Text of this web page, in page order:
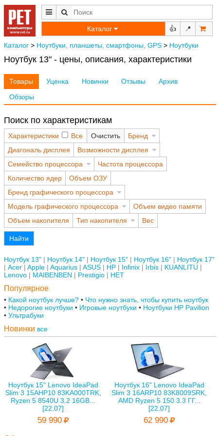
Каталог 👍 📍
Каталог > Ноутбуки, планшеты, смартфоны, GPS > Ноутбуки
Ноутбук 13" - цены, описания, характеристики
Товары Уценка Новинки Отзывы
Архив
Обзоры
Поиск по характеристикам
Характеристики Все Очистить
Бренд
Диагональ дисплея
Возможности дисплея
Семейство процессора
Частота процессора
Количество ядер
Объем ОЗУ
Бренд графического процессора
Модель графического процессора
Объем видео памяти
Объем накопителя
Тип накопителя Вес
Найти
Ноутбук 13" Ноутбук 14" Ноутбук 15" Ноутбук 16"
Ноутбук 17"
Acer
Apple Aquarius ASUS HP Infinix Irbis
KUANLITU
Lenovo
MAIBENBEN Prestigio НЕТ
Популярное
Какой ноутбук лучше?
Что нужно знать, чтобы купить ноутбук
Недорогие ноутбуки
Игровые ноутбуки
Ноутбуки HP Pavilion
Ультрабуки
Новинки все
Ноутбук 15" Lenovo IdeaPad
Slim 3 15AHP10 83KA000TRK,
Ryzen 5 8540U 3.2 16GB...
[22.07]
59 990
Ноутбук 16" Lenovo IdeaPad
Slim 3 16ARP10 83K8009SRK,
AMD Ryzen 5 150 3.3 ГГ...
[22.07]
62 990